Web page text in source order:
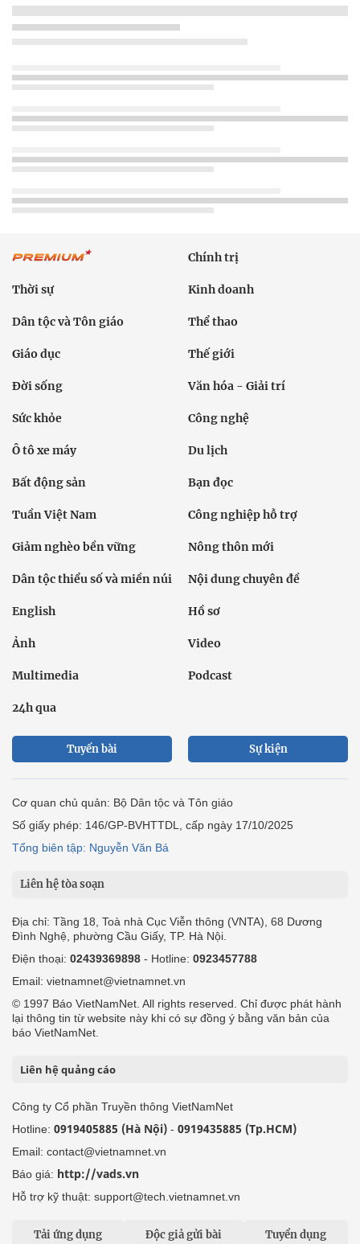
Chính trị
Thời sự Kinh doanh
Dân tộc và Tôn giáo Thể thao
Giáo dục Thế giới
Đời sống Văn hóa - Giải trí
Sức khỏe Công nghệ
Ô tô xe máy Du lịch
Bất động sản Bạn đọc
Tuần Việt Nam Công nghiệp hỗ trợ
Giảm nghèo bền vững Nông thôn mới
Dân tộc thiểu số và miền núi Nội dung chuyên đề
English Hồ sơ
Ảnh Video
Multimedia Podcast
24h qua
Tuyến bài Sự kiện
Cơ quan chủ quản: Bộ Dân tộc và Tôn giáo
Số giấy phép: 146/GP-BVHTTDL, cấp ngày 17/10/2025
Tổng biên tập: Nguyễn Văn Bá
Liên hệ tòa soạn
Địa chỉ: Tầng 18, Toà nhà Cục Viễn thông (VNTA), 68 Dương
Đình Nghệ, phường Cầu Giấy, TP. Hà Nội.
Điện thoại: 02439369898 - Hotline: 0923457788
Email: vietnamnet@vietnamnet.vn
© 1997 Báo VietNamNet. All rights reserved. Chỉ được phát hành
lại thông tin từ website này khi có sự đồng ý bằng văn bản của
báo VietNamNet.
Liên hệ quảng cáo
Công ty Cổ phần Truyền thông VietNamNet
Hotline: 0919405885 (Hà Nội) - 0919435885 (Tp.HCM)
Email: contact@vietnamnet.vn
Báo giá: http://vads.vn
Hỗ trợ kỹ thuật: support@tech.vietnamnet.vn
Tải ứng dụng Độc giả gửi bài Tuyển dụng